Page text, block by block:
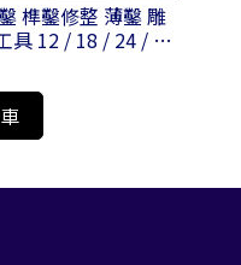
榫鑿修整 薄鑿 雕
具 12 / 18 / 24 / 30